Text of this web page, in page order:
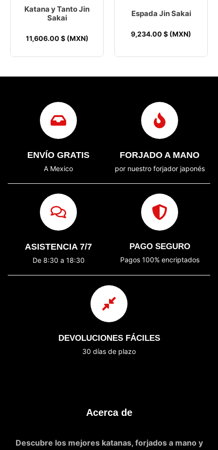
Katana y Tanto Jin
Sakai
11,606.00 $ (MXN)
Espada Jin Sakai
9,234.00 $ (MXN)
ENVÍO GRATIS
A Mexico
FORJADO A MANO
por nuestro forjador japonés
ASISTENCIA 7/7
De 8:30 a 18:30
PAGO SEGURO
Pagos 100% encriptados
DEVOLUCIONES FÁCILES
30 días de plazo
Acerca de
Descubre los mejores katanas, forjados a mano y